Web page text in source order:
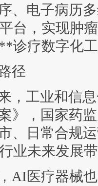
、电子病历
台，实现肿
诊疗数字化
径
，工业和信
》，国家药
、日常合规
业未来发展
AI医疗器械